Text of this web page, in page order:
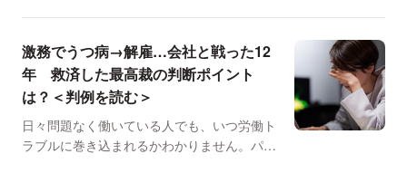
激務でうつ病→解雇…会社と戦った12
年 救済した最高裁の判断ポイント
は？＜判例を読む＞
日々問題なく働いている人でも、いつ労働ト
ラブルに巻き込まれるかわかりません。パワ